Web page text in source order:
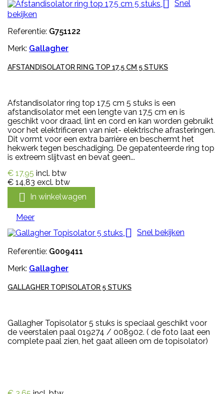
 Snel
bekijken
Referentie: G751122
Merk: Gallagher
AFSTANDISOLATOR RING TOP 17,5 CM 5 STUKS
Afstandisolator ring top 17,5 cm 5 stuks is een
afstandisolator met een lengte van 17,5 cm en is
geschikt voor draad, lint en cord en kan worden gebruikt
voor het elektrificeren van niet- elektrische afrasteringen.
Dit vormt voor een extra barrière en beschermt het
hekwerk tegen beschadiging. De gepatenteerde ring top
is extreem slijtvast en bevat geen...
€ 17,95 incl. btw
€ 14,83 excl. btw
 In winkelwagen
Meer
 Snel bekijken
Referentie: G009411
Merk: Gallagher
GALLAGHER TOPISOLATOR 5 STUKS
Gallagher Topisolator 5 stuks is speciaal geschikt voor
de veerstalen paal 019274 / 008902. ( de foto laat een
complete paal zien, het gaat alleen om de topisolator)